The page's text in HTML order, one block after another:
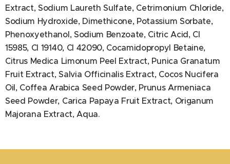
Extract, Sodium Laureth Sulfate, Cetrimonium Chloride,
Sodium Hydroxide, Dimethicone, Potassium Sorbate,
Phenoxyethanol, Sodium Benzoate, Citric Acid, CI
15985, CI 19140, CI 42090, Cocamidopropyl Betaine,
Citrus Medica Limonum Peel Extract, Punica Granatum
Fruit Extract, Salvia Officinalis Extract, Cocos Nucifera
Oil, Coffea Arabica Seed Powder, Prunus Armeniaca
Seed Powder, Carica Papaya Fruit Extract, Origanum
Majorana Extract, Aqua.